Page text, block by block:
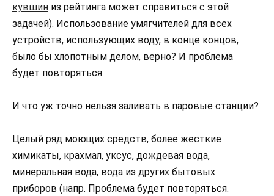
кувшин из рейтинга может справиться с этой
задачей). Использование умягчителей для всех
устройств, использующих воду, в конце концов,
было бы хлопотным делом, верно? И проблема
будет повторяться.
И что уж точно нельзя заливать в паровые станции?
Целый ряд моющих средств, более жесткие
химикаты, крахмал, уксус, дождевая вода,
минеральная вода, вода из других бытовых
приборов (напр. Проблема будет повторяться.